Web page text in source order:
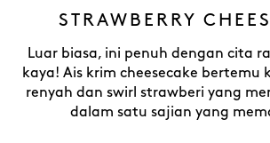
STRAWBERRY
Luar biasa, ini penuh dengan cita
kaya! Ais krim cheesecake bertemu
renyah dan swirl strawberi yang
dalam satu sajian yang